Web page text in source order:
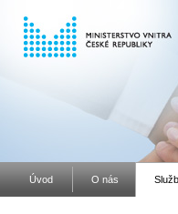
Úvod O nás